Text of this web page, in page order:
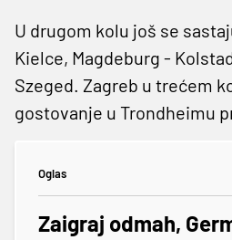
U drugom kolu još se
Kielce, Magdeburg -
Szeged. Zagreb u trećem
gostovanje u Trondheimu
Oglas
Zaigraj odmah,